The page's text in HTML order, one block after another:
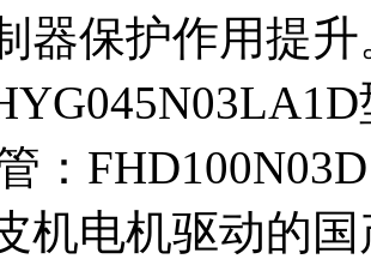
器保护作用提升
：
机电机驱动的